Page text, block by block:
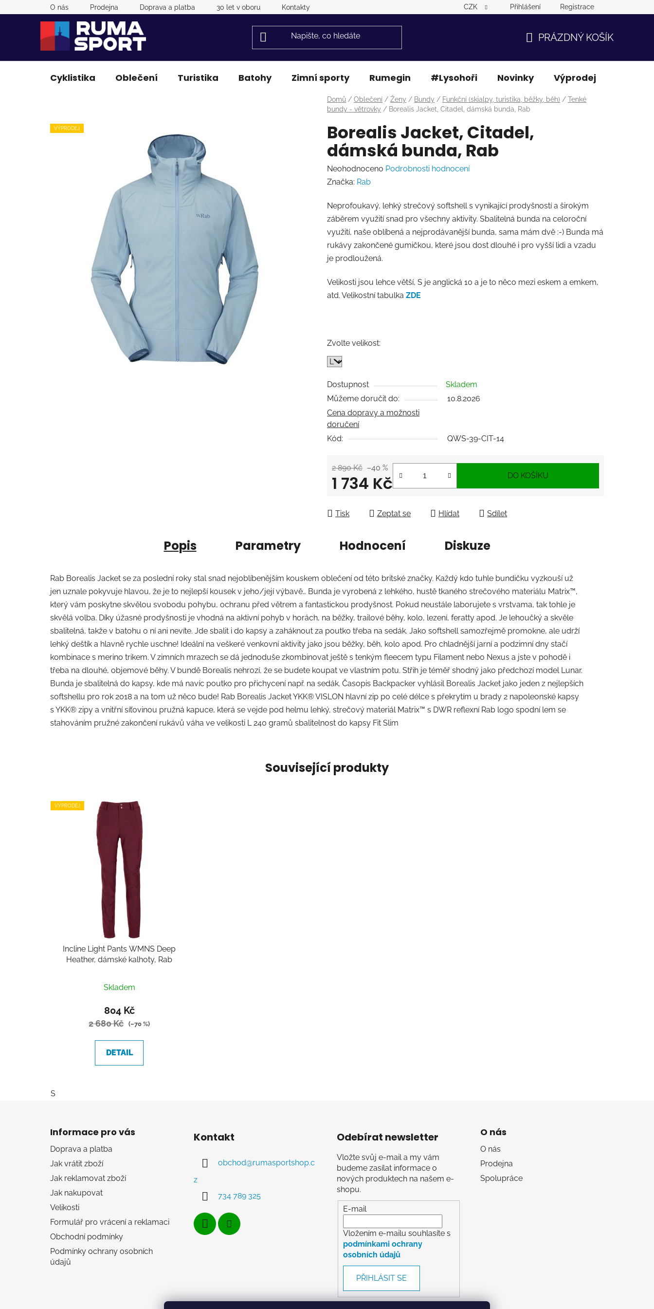
na
O nás Prodejna Doprava a platba 30 let v oboru Kontakty CZK Přihlášení Registrace
KOŠÍK
PRÁZDNÝ KOŠÍK
Cyklistika Oblečení Turistika Batohy Zimní sporty Rumegin #Lysohoři Novinky Výprodej
Domů / Oblečení / Ženy / Bundy / Funkční (skialpy, turistika, běžky, běh) / Tenké
bundy - větrovky / Borealis Jacket, Citadel, dámská bunda, Rab
Borealis Jacket, Citadel,
dámská bunda, Rab
Průměrné
hodnocení
je
0,0
z
5
hvězdiček.
Neohodnoceno Podrobnosti hodnocení
Značka: Rab
Neprofoukavý, lehký strečový softshell s vynikající prodyšností a širokým
záběrem využití snad pro všechny aktivity. Sbalitelná bunda na celoroční
využití, naše oblíbená a nejprodávanější bunda, sama mám dvě :-) Bunda má
rukávy zakončené gumičkou, které jsou dost dlouhé i pro vyšší lidi a vzadu
je prodloužená.
Velikosti jsou lehce větší, S je anglická 10 a je to něco mezi eskem a emkem,
atd. Velikostní tabulka ZDE
Zvolte velikost:
Dostupnost
Skladem
Můžeme doručit do:
10.8.2026
Cena dopravy a možnosti
doručení
Kód:
QWS-39-CIT-14
2 890 Kč –40 %
1 734 Kč DO KOŠÍKU
Tisk Zeptat se Hlídat Sdílet
VÝPRODEJ
Popis Parametry Hodnocení Diskuze
Rab Borealis Jacket se za poslední roky stal snad nejoblíbenějším kouskem oblečení od této britské značky. Každý kdo tuhle bundičku vyzkouší už
jen uznale pokyvuje hlavou, že je to nejlepší kousek v jeho/její výbavě… Bunda je vyrobená z lehkého, hustě tkaného strečového materiálu Matrix™,
který vám poskytne skvělou svobodu pohybu, ochranu před větrem a fantastickou prodyšnost. Pokud neustále laborujete s vrstvama, tak tohle je
skvělá volba. Díky úžasné prodyšnosti je vhodná na aktivní pohyb v horách, na běžky, trailové běhy, kolo, lezení, feratty apod. Je lehoučký a skvěle
sbalitelná, takže v batohu o ní ani nevíte. Jde sbalit i do kapsy a zaháknout za poutko třeba na sedák. Jako softshell samozřejmě promokne, ale udrží
lehký deštík a hlavně rychle uschne! Ideální na veškeré venkovní aktivity jako jsou běžky, běh, kolo apod. Pro chladnější jarní a podzimní dny stačí
kombinace s merino trikem. V zimních mrazech se dá jednoduše zkombinovat ještě s tenkým fleecem typu Filament nebo Nexus a jste v pohodě i
třeba na dlouhé, objemové běhy. V bundě Borealis nehrozí, že se budete koupat ve vlastním potu. Střih je téměř shodný jako předchozí model Lunar.
Bunda je sbalitelná do kapsy, kde má navíc poutko pro přichycení např. na sedák. Časopis Backpacker vyhlásil Borealis Jacket jako jeden z nejlepších
softshellu pro rok 2018 a na tom už něco bude! Rab Borealis Jacket YKK® VISLON hlavní zip po celé délce s překrytím u brady 2 napoleonské kapsy
s YKK® zipy a vnitřní síťovinou pružná kapuce, která se vejde pod helmu lehký, strečový materiál Matrix™ s DWR reflexní Rab logo spodní lem se
stahováním pružné zakončení rukávů váha ve velikosti L 240 gramů sbalitelnost do kapsy Fit Slim
Související produkty
VÝPRODEJ
Incline Light Pants WMNS Deep
Heather, dámské kalhoty, Rab
Skladem
804 Kč
2 680 Kč (–70 %)
DETAIL
S
Informace pro vás
Doprava a platba
Jak vrátit zboží
Jak reklamovat zboží
Jak nakupovat
Velikosti
Formulář pro vrácení a reklamaci
Obchodní podmínky
Podmínky ochrany osobních
údajů
Kontakt
obchod@rumasportshop.c
z
734 789 325
Odebírat newsletter
Vložte svůj e-mail a my vám
budeme zasílat informace o
nových produktech na našem e-
shopu.
E-mail
Vložením e-mailu souhlasíte s
podmínkami ochrany
osobních údajů
PŘIHLÁSIT SE
O nás
O nás
Prodejna
Spolupráce